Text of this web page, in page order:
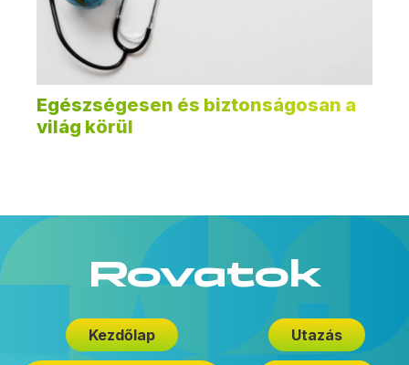
Egészségesen és biztonságosan a
világ körül
Rovatok
Kezdőlap Utazás